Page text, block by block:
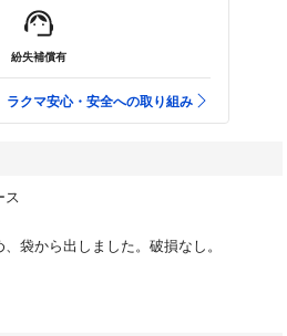
紛失補償有
ラクマ安心・安全への取り組み
ス
袋から出しました。破損なし。